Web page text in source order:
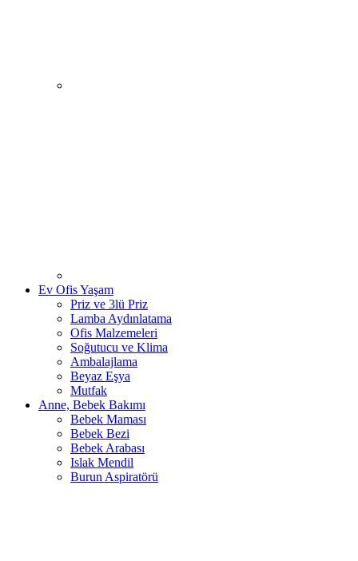
Ev Ofis Yaşam
Priz ve 3lü Priz
Lamba Aydınlatama
Ofis Malzemeleri
Soğutucu ve Klima
Ambalajlama
Beyaz Eşya
Mutfak
Anne, Bebek Bakımı
Bebek Maması
Bebek Bezi
Bebek Arabası
Islak Mendil
Burun Aspiratörü